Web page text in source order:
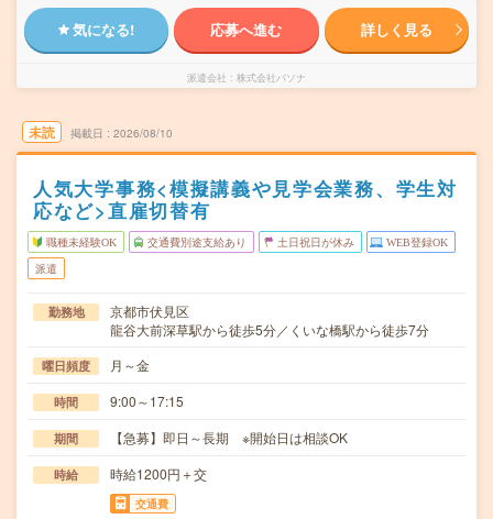
気になる! 応募へ進む 詳しく見る
派遣会社 株式会社パソナ
未読 掲載日 2026/08/10
人気大学事務<模擬講義や見学会業務、学生対
応など>直雇切替有
職種未経験OK 交通費別途支給あり 土日祝日が休み WEB登録OK
派遣
勤務地
京都市伏見区
龍谷大前深草駅から徒歩5分／くいな橋駅から徒歩7分
曜日頻度 月～金
時間 9:00～17:15
期間 【急募】即日～長期 ※開始日は相談OK
時給 時給1200円＋交
交通費